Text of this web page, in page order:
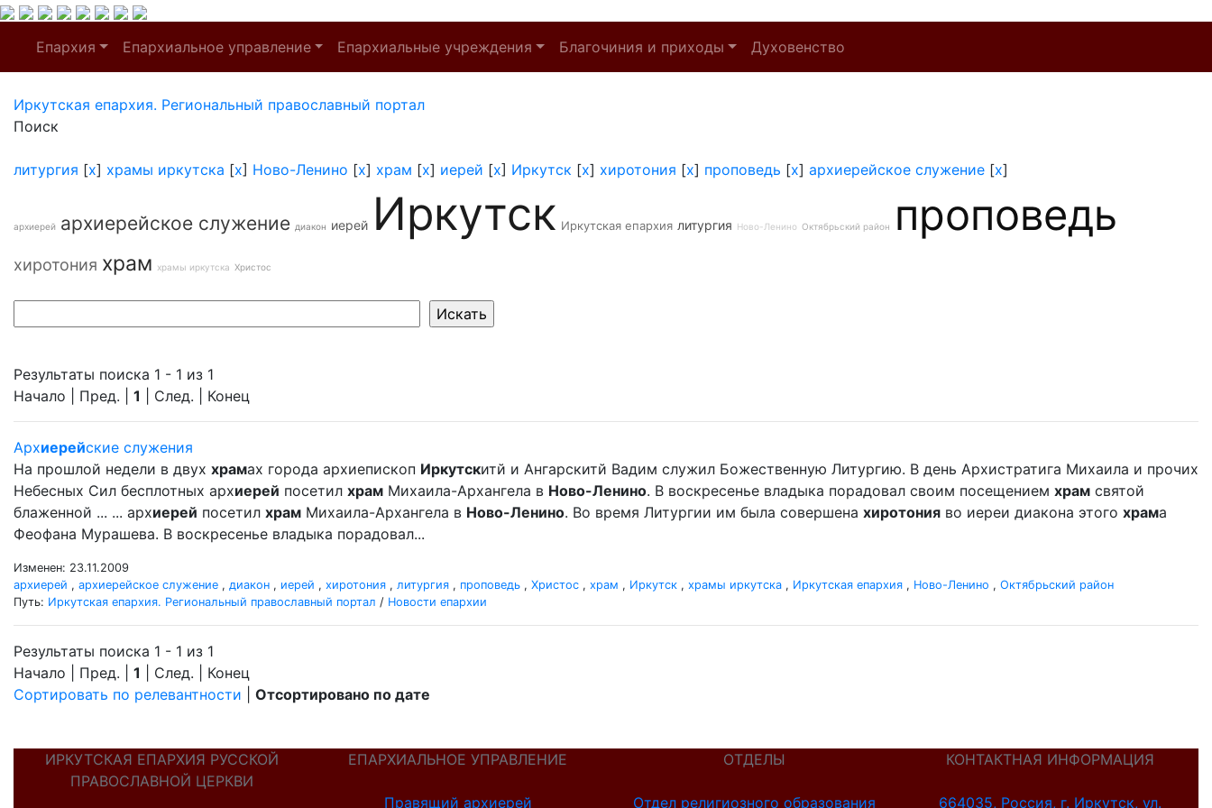
Епархия Епархиальное управление Епархиальные учреждения Благочиния и приходы Духовенство
Иркутская епархия. Региональный православный портал
Поиск
литургия [x] храмы иркутска [x] Ново-Ленино [x] храм [x] иерей [x] Иркутск [x] хиротония [x] проповедь [x] архиерейское служение [x]
архиерей архиерейское служение диакон иерей Иркутск Иркутская епархия литургия Ново-Ленино Октябрьский район проповедь
хиротония храм храмы иркутска Христос
Результаты поиска 1 - 1 из 1
Начало | Пред. | 1 | След. | Конец
Архиерейские служения
На прошлой недели в двух храмах города архиепископ Иркутскитй и Ангарскитй Вадим служил Божественную Литургию. В день Архистратига Михаила и прочих
Небесных Сил бесплотных архиерей посетил храм Михаила-Архангела в Ново-Ленино. В воскресенье владыка порадовал своим посещением храм святой
блаженной ... ... архиерей посетил храм Михаила-Архангела в Ново-Ленино. Во время Литургии им была совершена хиротония во иереи диакона этого храма
Феофана Мурашева. В воскресенье владыка порадовал...
Изменен: 23.11.2009
архиерей , архиерейское служение , диакон , иерей , хиротония , литургия , проповедь , Христос , храм , Иркутск , храмы иркутска , Иркутская епархия , Ново-Ленино , Октябрьский район
Путь: Иркутская епархия. Региональный православный портал / Новости епархии
Результаты поиска 1 - 1 из 1
Начало | Пред. | 1 | След. | Конец
Сортировать по релевантности
Отсортировано по дате
ИРКУТСКАЯ ЕПАРХИЯ РУССКОЙ
ПРАВОСЛАВНОЙ ЦЕРКВИ
ЕПАРХИАЛЬНОЕ УПРАВЛЕНИЕ
Правящий архиерей
ОТДЕЛЫ
Отдел религиозного образования
КОНТАКТНАЯ ИНФОРМАЦИЯ
664035, Россия, г. Иркутск, ул.